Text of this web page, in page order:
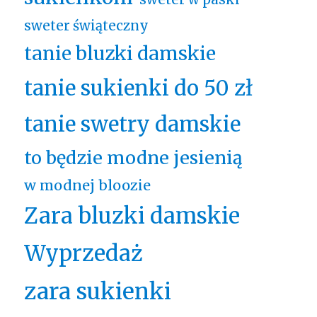
sweter świąteczny
tanie bluzki damskie
tanie sukienki do 50 zł
tanie swetry damskie
to będzie modne jesienią
w modnej bloozie
Zara bluzki damskie
Wyprzedaż
zara sukienki